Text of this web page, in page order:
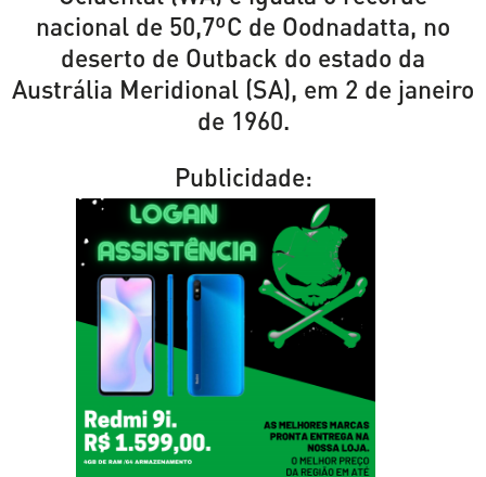
nacional de 50,7ºC de Oodnadatta, no
deserto de Outback do estado da
Austrália Meridional (SA), em 2 de janeiro
de 1960.
Publicidade: